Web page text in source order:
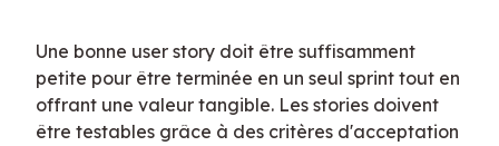
Une bonne user story doit être suffisamment
petite pour être terminée en un seul sprint tout en
offrant une valeur tangible. Les stories doivent
être testables grâce à des critères d'acceptation